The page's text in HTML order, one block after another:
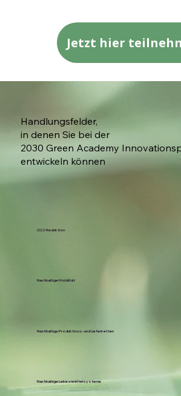
Jetzt hier
Handlungsfelder,
in denen Sie bei der
2030 Green Academy
entwickeln können
CO2 Reduktion
Nachhaltige Mobilität
Nachhaltige Produktions- und Lieferketten
Nachhaltige Lebesnmittelsysteme